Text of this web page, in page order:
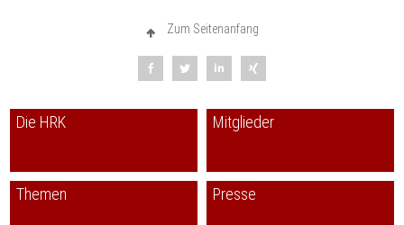
Zum Seitenanfang
Die HRK Mitglieder
Themen Presse